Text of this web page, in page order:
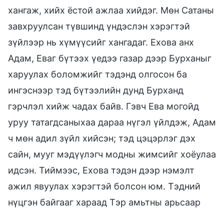
хангаж, хийх ёстой ажлаа хийдэг. Мөн Сатаны
завхруулсан түвшинд үндэслэн хэрэгтэй
зүйлээр нь хүмүүсийг хангадаг. Ехова анх
Адам, Еваг бүтээх үедээ газар дээр Бурханыг
харуулах боломжийг тэдэнд олгосон ба
ингэснээр тэд бүтээлийн дунд Бурханд
гэрчлэл хийж чадах байв. Гэвч Ева могойд
уруу татагдсаныхаа дараа нүгэл үйлдэж, Адам
ч мөн адил зүйл хийсэн; тэд цэцэрлэг дэх
сайн, мууг мэдүүлэгч модны жимсийг хоёулаа
идсэн. Тиймээс, Ехова тэдэн дээр нэмэлт
ажил явуулах хэрэгтэй болсон юм. Тэдний
нүцгэн байгааг хараад Тэр амьтны арьсаар